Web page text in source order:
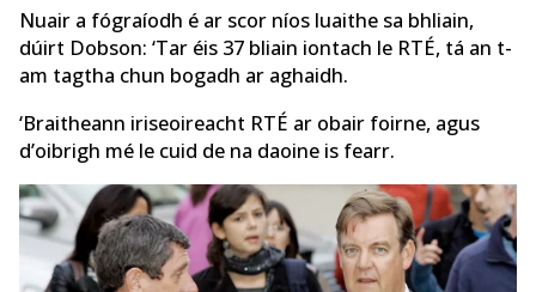
Nuair a fógraíodh é ar scor níos luaithe sa bhliain,
dúirt Dobson: ‘Tar éis 37 bliain iontach le RTÉ, tá an t-
am tagtha chun bogadh ar aghaidh.
‘Braitheann iriseoireacht RTÉ ar obair foirne, agus
d’oibrigh mé le cuid de na daoine is fearr.